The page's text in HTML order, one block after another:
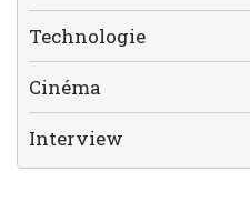
Technologie
Cinéma
Interview